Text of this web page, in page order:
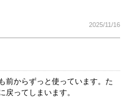
2025/11/16
前からずっと使っています。た
戻ってしまいます。